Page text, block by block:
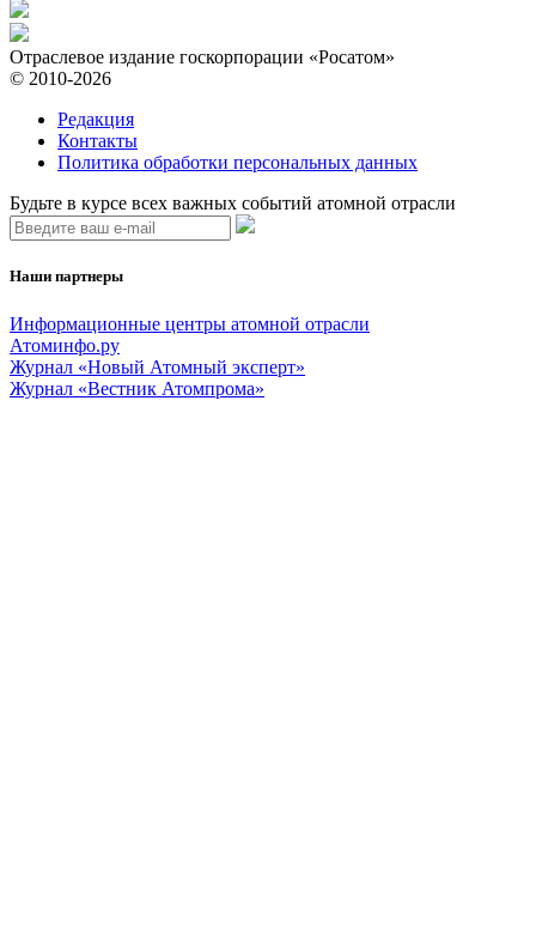
Отраслевое издание госкорпорации «Росатом»
© 2010-2026
Редакция
Контакты
Политика обработки персональных данных
Будьте в курсе всех важных событий атомной отрасли
Наши партнеры
Информационные центры атомной отрасли
Атоминфо.ру
Журнал «Новый Атомный эксперт»
Журнал «Вестник Атомпрома»